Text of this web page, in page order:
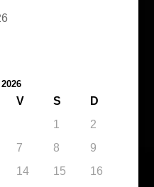
V S
D
1
2
7 8
9
14 15
16